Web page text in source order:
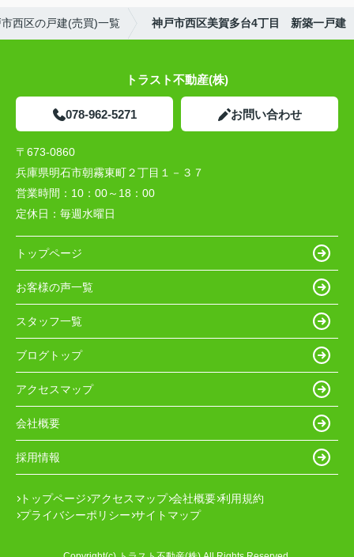
西区の戸建(売買)一覧 神戸市西区美賀多台4丁目 新築一戸建
トラスト不動産(株)
078-962-5271 お問い合わせ
〒673-0860
兵庫県明石市朝霧東町２丁目１－３７
営業時間： 10：00～18：00
定休日： 毎週水曜日
トップページ
お客様の声一覧
スタッフ一覧
ブログトップ
アクセスマップ
会社概要
採用情報
トップページ アクセスマップ 会社概要 利用規約
プライバシーポリシー サイトマップ